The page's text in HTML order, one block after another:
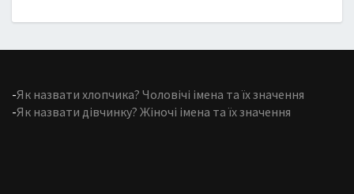
-Як назвати хлопчика? Чоловічі імена та їх значення
-Як назвати дівчинку? Жіночі імена та їх значення